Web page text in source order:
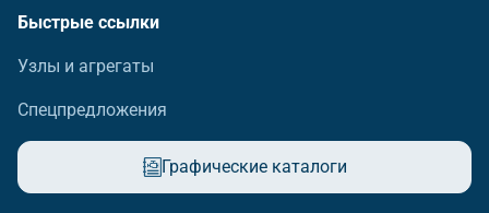
Быстрые ссылки
Узлы и агрегаты
Спецпредложения
Графические каталоги